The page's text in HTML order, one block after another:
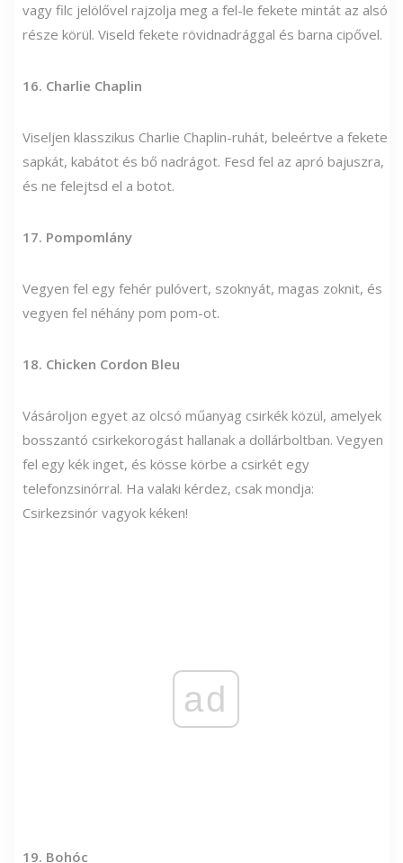
vagy filc jelölővel rajzolja meg a fel-le fekete mintát az alsó
része körül. Viseld fekete rövidnadrággal és barna cipővel.
16. Charlie Chaplin
Viseljen klasszikus Charlie Chaplin-ruhát, beleértve a fekete
sapkát, kabátot és bő nadrágot. Fesd fel az apró bajuszra,
és ne felejtsd el a botot.
17. Pompomlány
Vegyen fel egy fehér pulóvert, szoknyát, magas zoknit, és
vegyen fel néhány pom pom-ot.
18. Chicken Cordon Bleu
Vásároljon egyet az olcsó műanyag csirkék közül, amelyek
bosszantó csirkekorogást hallanak a dollárboltban. Vegyen
fel egy kék inget, és kösse körbe a csirkét egy
telefonzsinórral. Ha valaki kérdez, csak mondja:
Csirkezsinór vagyok kéken!
ad
19. Bohóc